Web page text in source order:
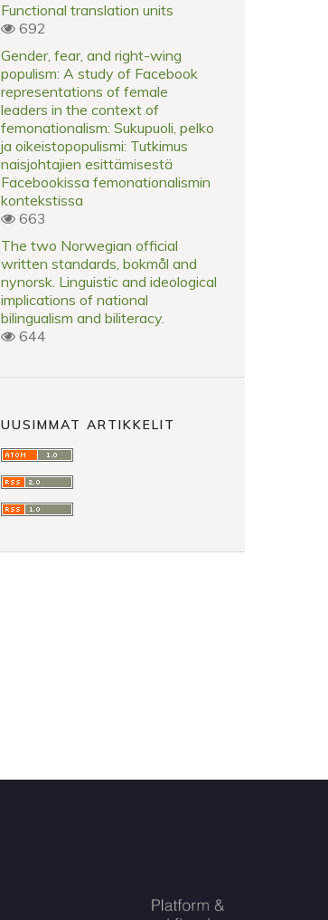
Functional translation units
692
Gender, fear, and right-wing
populism: A study of Facebook
representations of female
leaders in the context of
femonationalism: Sukupuoli, pelko
ja oikeistopopulismi: Tutkimus
naisjohtajien esittämisestä
Facebookissa femonationalismin
kontekstissa
663
The two Norwegian official
written standards, bokmål and
nynorsk. Linguistic and ideological
implications of national
bilingualism and biliteracy.
644
UUSIMMAT ARTIKKELIT